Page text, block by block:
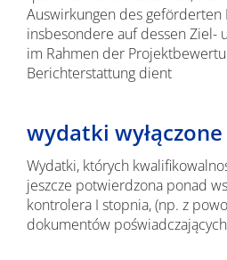
Auswirkungen des geförderten
insbesondere auf dessen Ziel-
im Rahmen der
Berichterstattung dient
wydatki wyłączone
Wydatki, których
jeszcze potwierdzona ponad
kontrolera I stopnia, (np. z
dokumentów